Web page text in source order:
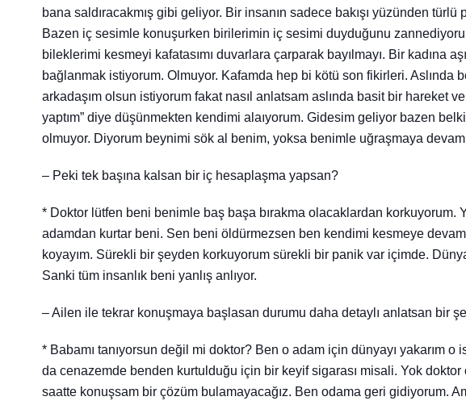
bana saldıracakmış gibi geliyor. Bir insanın sadece bakışı yüzünden
Bazen iç sesimle konuşurken birilerimin iç sesimi duyduğunu
bileklerimi kesmeyi kafatasımı duvarlara çarparak bayılmayı. Bir kadına
bağlanmak istiyorum. Olmuyor. Kafamda hep bi kötü son fikirleri. Aslında
arkadaşım olsun istiyorum fakat nasıl anlatsam aslında basit bir hareket
yaptım” diye düşünmekten kendimi alaıyorum. Gidesim geliyor bazen
olmuyor. Diyorum beynimi sök al benim, yoksa benimle uğraşmaya
– Peki tek başına kalsan bir iç hesaplaşma yapsan?
* Doktor lütfen beni benimle baş başa bırakma olacaklardan korkuyorum.
adamdan kurtar beni. Sen beni öldürmezsen ben kendimi kesmeye
koyayım. Sürekli bir şeyden korkuyorum sürekli bir panik var içimde.
Sanki tüm insanlık beni yanlış anlıyor.
– Ailen ile tekrar konuşmaya başlasan durumu daha detaylı anlatsan bir
* Babamı tanıyorsun değil mi doktor? Ben o adam için dünyayı yakarım
da cenazemde benden kurtulduğu için bir keyif sigarası misali. Yok
saatte konuşsam bir çözüm bulamayacağız. Ben odama geri gidiyorum.